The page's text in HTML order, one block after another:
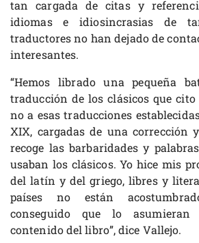
tan cargada de citas y
idiomas e idiosincrasias de
traductores no han dejado de
interesantes.
“Hemos librado una pequeña
traducción de los clásicos que
no a esas traducciones
XIX, cargadas de una corrección
recoge las barbaridades y
usaban los clásicos. Yo hice mis
del latín y del griego, libres y
países no están
conseguido que lo
contenido del libro”, dice Vallejo.